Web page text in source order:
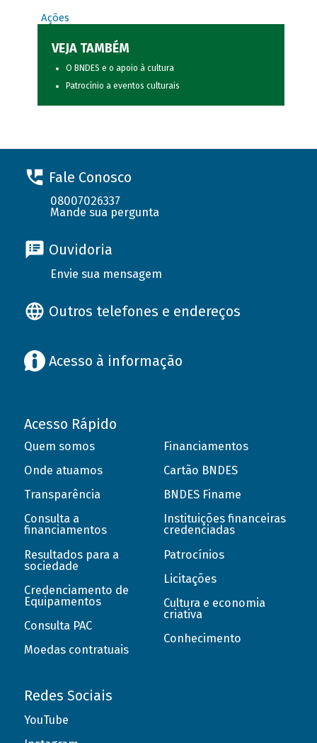
Ações
VEJA TAMBÉM
O BNDES e o apoio à cultura
Patrocínio a eventos culturais
Fale Conosco
08007026337
Mande sua pergunta
Ouvidoria
Envie sua mensagem
Outros telefones e endereços
Acesso à informação
Acesso Rápido
Quem somos
Onde atuamos
Transparência
Consulta a
financiamentos
Resultados para a
sociedade
Credenciamento de
Equipamentos
Consulta PAC
Moedas contratuais
Financiamentos
Cartão BNDES
BNDES Finame
Instituições financeiras
credenciadas
Patrocínios
Licitações
Cultura e economia
criativa
Conhecimento
Redes Sociais
YouTube